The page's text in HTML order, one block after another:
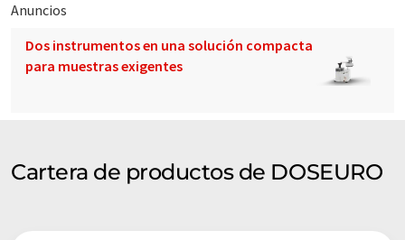
Anuncios
Dos instrumentos en una solución compacta
para muestras exigentes
Cartera de productos de DOSEURO